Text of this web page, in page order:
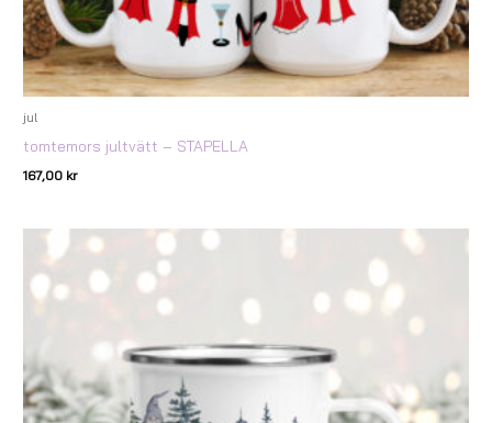
jul
tomtemors jultvätt – STAPELLA
167,00 kr